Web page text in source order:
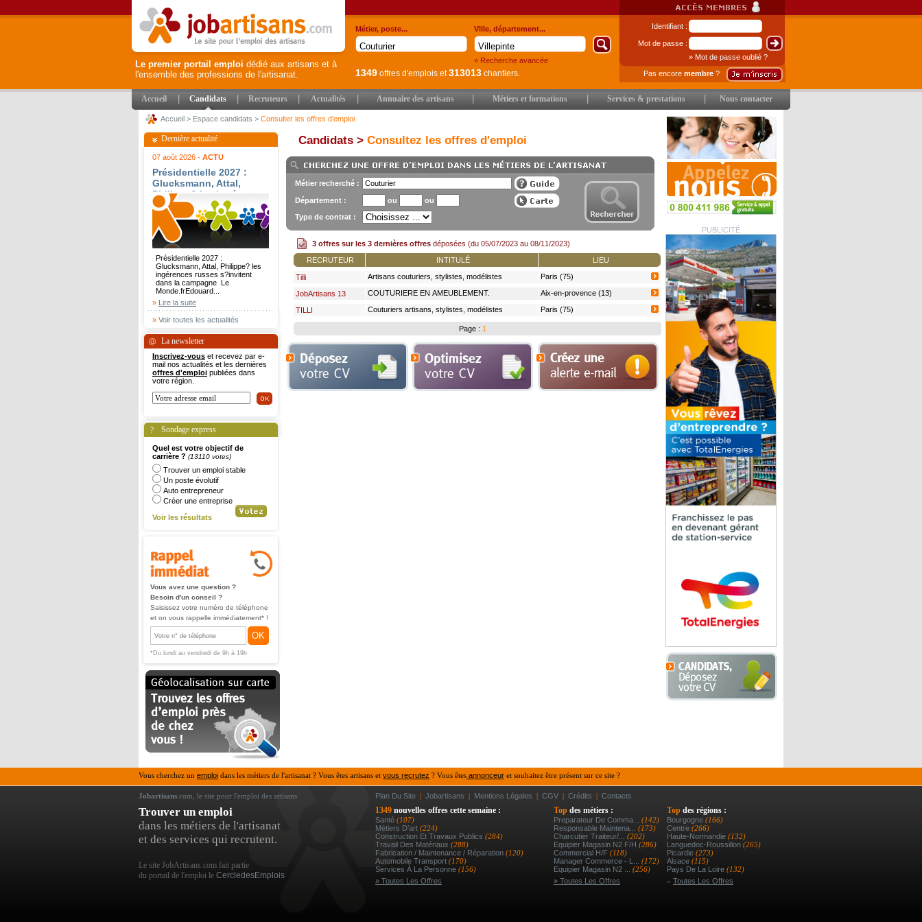
Le premier portail emploi dédié aux artisans et à
l'ensemble des professions de l'artisanat.
Identifiant :
Mot de passe :
» Mot de passe oublié ?
Pas encore membre ?
Métier, poste... Ville, département...
» Recherche avancée
1349 offres d'emplois et313013 chantiers.
Accueil Candidats Recruteurs Actualités Annuaire des artisans Métiers et formations Services & prestations Nous contacter
Accueil > Espace candidats > Consulter les offres d'emploi
PUBLICITÉ
Dernière actualité
07 août 2026 - ACTU
Présidentielle 2027 :
Glucksmann, Attal,
Philippe? les ingérences
russes s?invitent dans
la campagne - Le
Monde.fr
Présidentielle 2027 :
Glucksmann, Attal, Philippe? les
ingérences russes s?invitent
dans la campagne Le
Monde.frEdouard...
» Lire la suite
» Voir toutes les actualités
La newsletter
Inscrivez-vous et recevez par e-
mail nos actualités et les dernières
offres d'emploi publiées dans
votre région.
Sondage express
Quel est votre objectif de
carrière ? (13110 votes)
Trouver un emploi stable
Un poste évolutif
Auto entrepreneur
Créer une entreprise
Voir les résultats
Vous avez une question ?
Besoin d'un conseil ?
Saisissez votre numéro de téléphone
et on vous rappelle immédiatement* !
OK
*Du lundi au vendredi de 9h à 19h
Candidats > Consultez les offres d'emploi
Métier recherché :
Département : ou
ou
Type de contrat :
3 offres sur les 3 dernières offres déposées (du 05/07/2023 au 08/11/2023)
RECRUTEUR
INTITULÉ LIEU
Tilli Artisans couturiers, stylistes, modélistes Paris (75)
JobArtisans 13 COUTURIERE EN AMEUBLEMENT. Aix-en-provence (13)
TILLI Couturiers artisans, stylistes, modélistes Paris (75)
Page : 1
Vous cherchez un emploi dans les métiers de l'artisanat ? Vous êtes artisans et vous recrutez ? Vous êtes annonceur et souhaitez être présent sur ce site ?
Jobartisans .com, le site pour l'emploi des artisans Plan Du Site | Jobartisans | Mentions Légales | CGV | Crédits | Contacts
Trouver un emploi
dans les métiers de l'artisanat
et des services qui recrutent.
Le site JobArtisans.com fait partie
du portail de l'emploi le CercledesEmplois
1349 nouvelles offres cette semaine :
Santé (107)
Métiers D’art (224)
Construction Et Travaux Publics (284)
Travail Des Matériaux (288)
Fabrication / Maintenance / Réparation (120)
Automobile Transport (170)
Services À La Personne (156)
» Toutes Les Offres
Top des métiers :
Preparateur De Comma... (142)
Responsable Maintena... (173)
Charcutier Traiteur/... (202)
Equipier Magasin N2 F/h (286)
Commercial H/f (118)
Manager Commerce - L... (172)
Equipier Magasin N2 ... (256)
» Toutes Les Offres
Top des régions :
Bourgogne (166)
Centre (266)
Haute-Normandie (132)
Languedoc-Roussillon (265)
Picardie (273)
Alsace (115)
Pays De La Loire (132)
» Toutes Les Offres